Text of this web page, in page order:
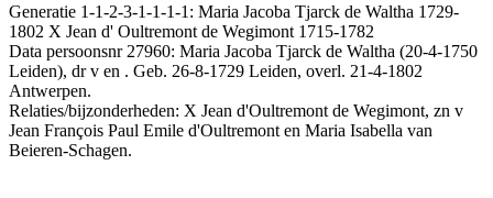
Generatie 1-1-2-3-1-1-1-1: Maria Jacoba Tjarck de Waltha 1729-
1802 X Jean d' Oultremont de Wegimont 1715-1782
Data persoonsnr 27960: Maria Jacoba Tjarck de Waltha (20-4-1750
Leiden), dr v en . Geb. 26-8-1729 Leiden, overl. 21-4-1802
Antwerpen.
Relaties/bijzonderheden: X Jean d'Oultremont de Wegimont, zn v
Jean François Paul Emile d'Oultremont en Maria Isabella van
Beieren-Schagen.